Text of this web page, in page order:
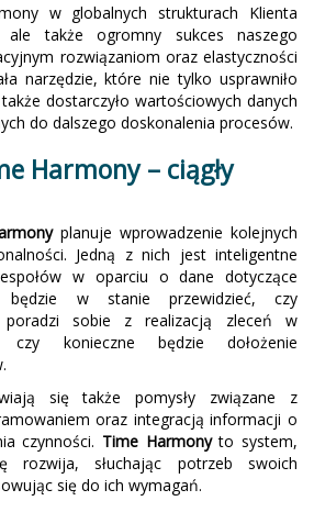
w globalnych strukturach Klienta
ale także ogromny sukces naszego
rozwiązaniom oraz elastyczności
narzędzie, które nie tylko usprawniło
dostarczyło wartościowych danych
do dalszego doskonalenia procesów.
Harmony – ciągły
planuje wprowadzenie kolejnych
Jedną z nich jest inteligentne
w oparciu o dane dotyczące
będzie w stanie przewidzieć, czy
poradzi sobie z realizacją zleceń w
czy konieczne będzie dołożenie
się także pomysły związane z
oraz integracją informacji o
czynności. Time Harmonyto system,
rozwija, słuchając potrzeb swoich
się do ich wymagań.